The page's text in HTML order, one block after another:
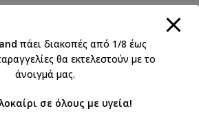
πάει διακοπές από 1/8 έως
θα εκτελεστούν με το
άνοιγμά μας.
σε όλους με υγεία!